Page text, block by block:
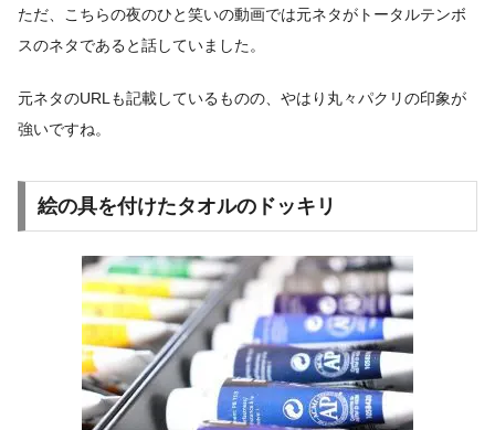
ただ、こちらの夜のひと笑いの動画では元ネタがトータルテンボ
スのネタであると話していました。
元ネタのURLも記載しているものの、やはり丸々パクリの印象が
強いですね。
絵の具を付けたタオルのドッキリ